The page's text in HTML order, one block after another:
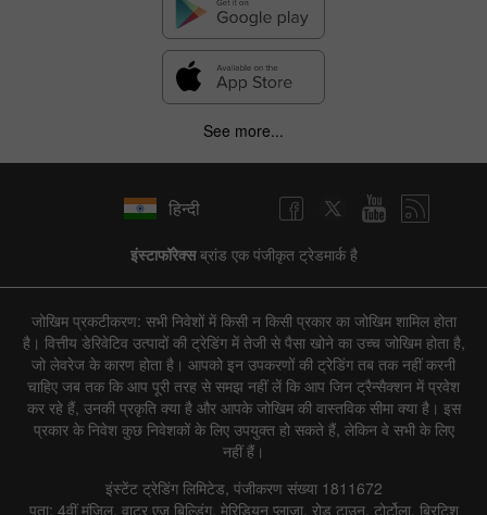
See more...
हिन्दी
इंस्टाफॉरेक्सब्रांड एक पंजीकृत ट्रेडमार्क है
जोखिम प्रकटीकरण: सभी निवेशों में किसी न किसी प्रकार का जोखिम शामिल होता
है। वित्तीय डेरिवेटिव उत्पादों की ट्रेडिंग में तेजी से पैसा खोने का उच्च जोखिम होता है,
जो लेवरेज के कारण होता है। आपको इन उपकरणों की ट्रेडिंग तब तक नहीं करनी
चाहिए जब तक कि आप पूरी तरह से समझ नहीं लें कि आप जिन ट्रैन्सैक्शन में प्रवेश
कर रहे हैं, उनकी प्रकृति क्या है और आपके जोखिम की वास्तविक सीमा क्या है। इस
प्रकार के निवेश कुछ निवेशकों के लिए उपयुक्त हो सकते हैं, लेकिन वे सभी के लिए
नहीं हैं।
इंस्टेंट ट्रेडिंग लिमिटेड, पंजीकरण संख्या 1811672
पता: 4वीं मंजिल, वाटर एज बिल्डिंग, मेरिडियन प्लाजा, रोड टाउन, टोर्टोला, ब्रिटिश